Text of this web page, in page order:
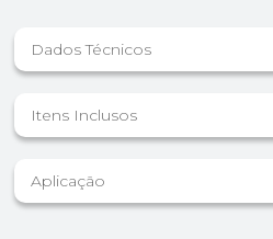
Dados Técnicos
Itens Inclusos
Aplicação